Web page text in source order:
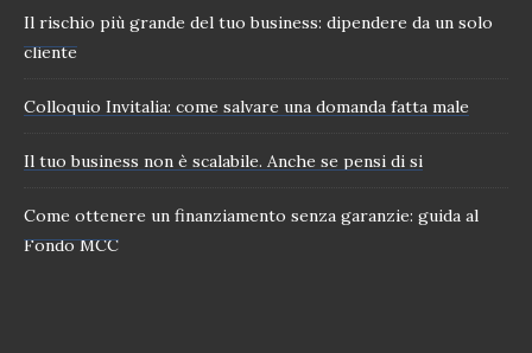
Il rischio più grande del tuo business: dipendere da un solo
cliente
Colloquio Invitalia: come salvare una domanda fatta male
Il tuo business non è scalabile. Anche se pensi di si
Come ottenere un finanziamento senza garanzie: guida al
Fondo MCC